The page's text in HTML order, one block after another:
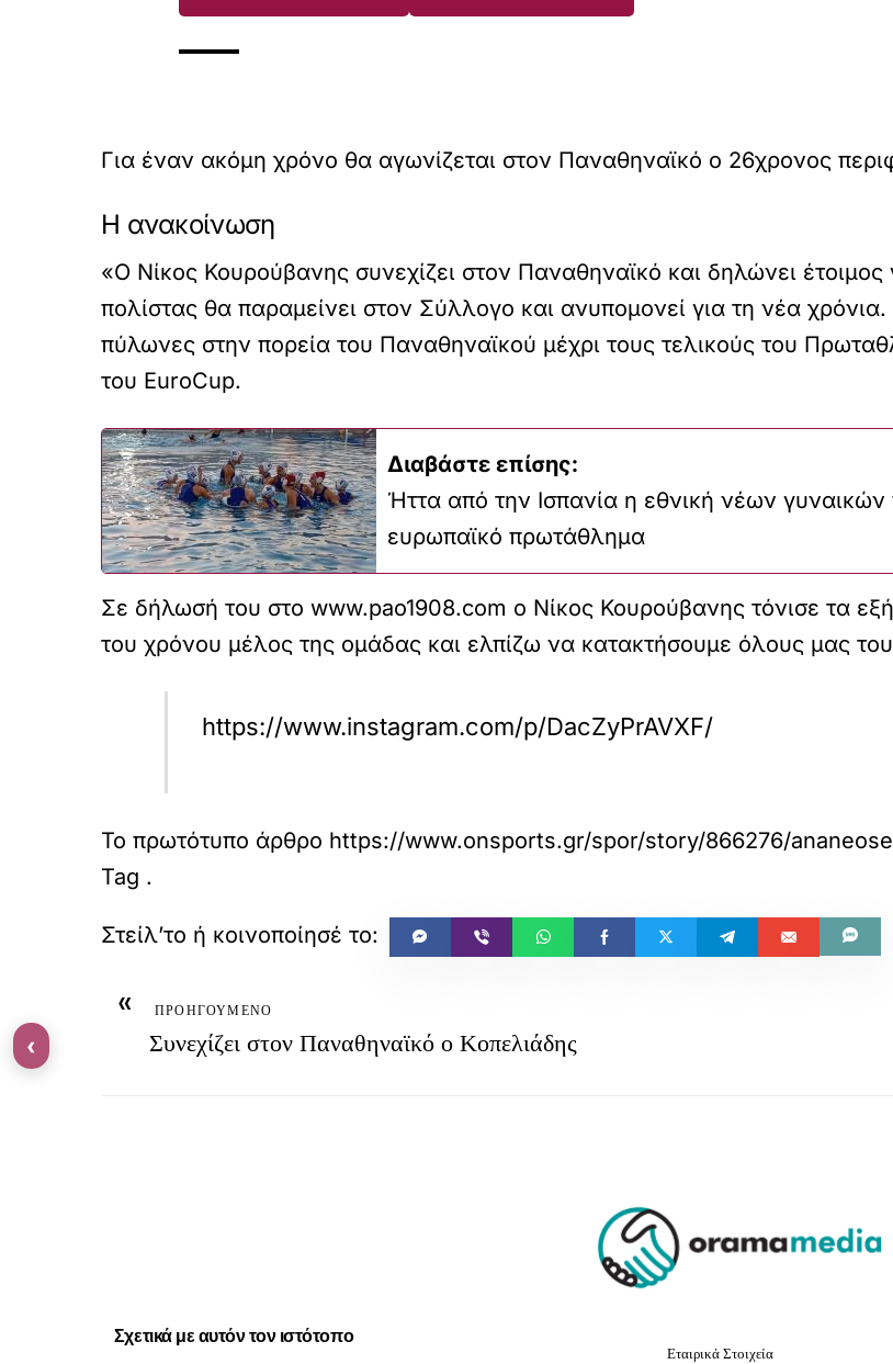
Για έναν ακόμη χρόνο θα αγωνίζεται στον Παναθηναϊκό ο 26χρονος
Η ανακοίνωση
«Ο Νίκος Κουρούβανης συνεχίζει στον Παναθηναϊκό και δηλώνει
πολίστας θα παραμείνει στον Σύλλογο και ανυπομονεί για τη νέα
πύλωνες στην πορεία του Παναθηναϊκού μέχρι τους τελικούς του
του EuroCup.
Διαβάστε επίσης:
Ήττα από την Ισπανία η εθνική νέων
ευρωπαϊκό πρωτάθλημα
Σε δήλωσή του στο www.pao1908.com ο Νίκος Κουρούβανης τόνισε τα
του χρόνου μέλος της ομάδας και ελπίζω να κατακτήσουμε όλους μας
https://www.instagram.com/p/DacZyPrAVXF/
Το πρωτότυπο άρθρο https://www.onsports.gr/spor/story/866276/
Tag .
« ΠΡΟΗΓΟΥΜΕΝΟ
Συνεχίζει στον Παναθηναϊκό ο Κοπελιάδης
Σχετικά με αυτόν τον ιστότοπο
Εταιρικά Στοιχεία
‹